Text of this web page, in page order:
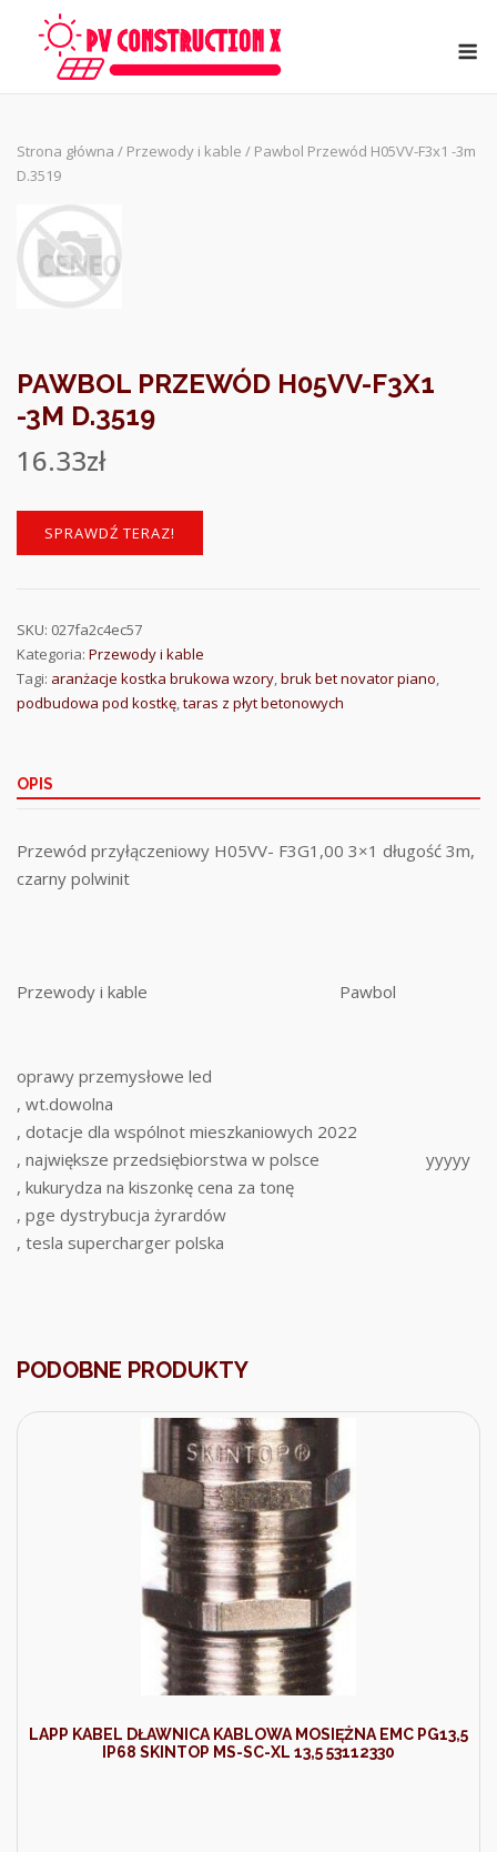
Strona główna / Przewody i kable / Pawbol Przewód H05VV-F3x1 -3m
D.3519
PAWBOL PRZEWÓD H05VV-F3X1
-3M D.3519
16.33zł
SPRAWDŹ TERAZ!
SKU: 027fa2c4ec57
Kategoria: Przewody i kable
Tagi: aranżacje kostka brukowa wzory,bruk bet novator piano,
podbudowa pod kostkę,taras z płyt betonowych
OPIS
Przewód przyłączeniowy H05VV- F3G1,00 3×1 długość 3m,
czarny polwinit
Przewody i kable Pawbol
oprawy przemysłowe led
, wt.dowolna
, dotacje dla wspólnot mieszkaniowych 2022
, największe przedsiębiorstwa w polsce
, kukurydza na kiszonkę cena za tonę
, pge dystrybucja żyrardów
, tesla supercharger polska
yyyyy
PODOBNE PRODUKTY
LAPP KABEL DŁAWNICA KABLOWA MOSIĘŻNA EMC PG13,5
IP68 SKINTOP MS-SC-XL 13,5 53112330